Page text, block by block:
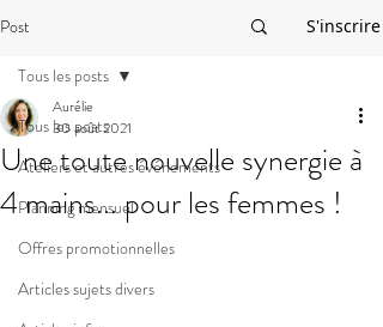
Post S'inscrire
Tous les posts
Ateliers et autres événements
Planning mensuel
Offres promotionnelles
Articles sujets divers
Tous les posts
Une toute nouvelle synergie à
4 mains... pour les femmes !
Aurélie
30 août 2021